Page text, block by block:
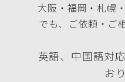
大阪・福岡・札幌
でも、ご依頼・ご
英語、中国語対
お